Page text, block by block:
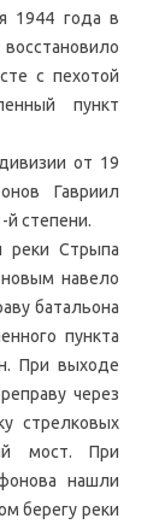
1944 года в
с пехотой
пункт
от 19
Гавриил
степени.
реки Стрыпа
навело
батальона
пункта
При выходе
через
стрелковых
мост. При
нашли
берегу реки